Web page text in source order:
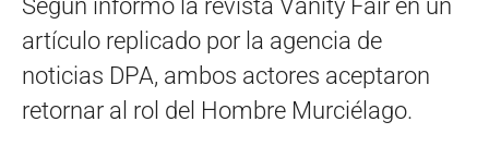
Según informó la revista Vanity Fair en un
artículo replicado por la agencia de
noticias DPA, ambos actores aceptaron
retornar al rol del Hombre Murciélago.